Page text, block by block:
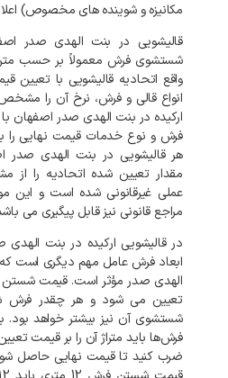
مکانیزه و شوینده‌ های مخصوص)
قالیشویی در بنت الهدی صدر
شستشوی فرش معمولاً بر حسب
واقع اتحادیه قالیشویی با
انواع قالی و فرش، نرخ آن را
ارکیده در بنت الهدی صدر اصفهان
فرش و نوع خدمات قیمت نهایی را
هر قالیشویی در بنت الهدی صدر
مقدار تعیین شده اتحادیه را از
عملی غیرقانونی شده است و این
مراجع قانونی نیز قابل پیگیری می
در قالیشویی ارکیده در بنت
ابعاد فرش عامل مهم دیگری است
الهدی صدر مؤثر است. قیمت شستن
تعیین می شود و هر چقدر فرش
شستشوی آن نیز بیشتر خواهد
فرش‌ها باید متراژ آن را بر قیمت
ضرب کنید تا قیمت نهایی حاصل